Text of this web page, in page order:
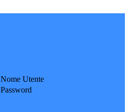
Nome Utente
Password